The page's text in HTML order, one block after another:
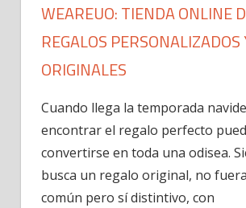
WEAREUO: TIENDA ONLINE
REGALOS PERSONALIZADOS
ORIGINALES
Cuando llega la temporada
encontrar el regalo perfecto
convertirse en toda una odisea.
busca un regalo original, no
común pero sí distintivo, con